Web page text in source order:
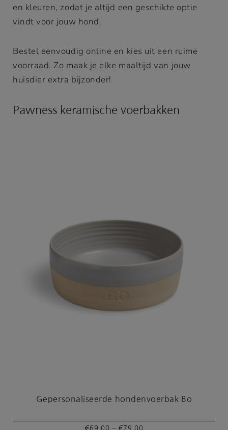
en kleuren, zodat je altijd een geschikte optie
vindt voor jouw hond.
Bestel eenvoudig online en kies uit een ruime
voorraad. Zo maak je elke maaltijd van jouw
huisdier extra bijzonder!
Pawness keramische voerbakken
Gepersonaliseerde hondenvoerbak Bo
€69,00 €79,00